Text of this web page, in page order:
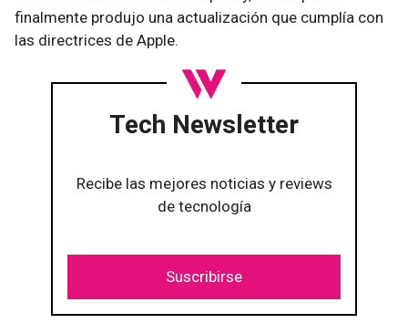
finalmente produjo una actualización que cumplía con
las directrices de Apple.
Tech Newsletter
Recibe las mejores noticias y reviews
de tecnología
Suscribirse